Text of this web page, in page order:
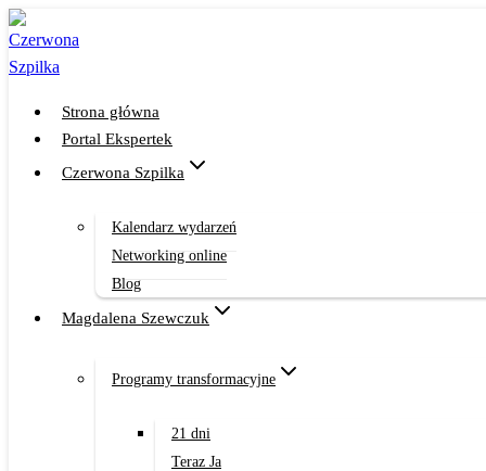
Przejdź
do
treści
Strona główna
Portal Ekspertek
Czerwona Szpilka
Kalendarz wydarzeń
Networking online
Blog
Magdalena Szewczuk
Programy transformacyjne
21 dni
Teraz Ja